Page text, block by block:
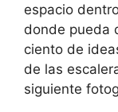
espacio
donde pueda
ciento de
de las
siguiente